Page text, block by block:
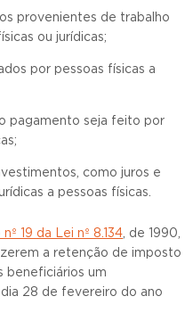
provenientes de trabalho
ou jurídicas;
por pessoas físicas a
pagamento seja feito por
como juros e
a pessoas físicas.
19 da Lei nº 8.134, de 1990,
a retenção de imposto
beneficiários um
28 de fevereiro do ano